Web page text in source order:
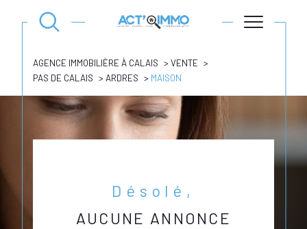
AGENCE IMMOBILIÈRE À CALAIS
VENTE
PAS DE CALAIS
ARDRES MAISON
Désolé,
AUCUNE ANNONCE